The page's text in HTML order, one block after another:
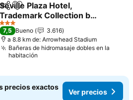
CompartirAgregar a favoritos
Seville Plaza Hotel,
Trademark Collection by
Wyndham
Ver precios
3 Estrellas
7,5 Bueno
3.616
a 8.8 km de: Arrowhead Stadium
Bañeras de hidromasaje dobles en la
habitación
precios exactos
Ver precios